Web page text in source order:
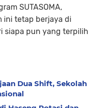
SUTASOMA,
ini tetap berjaya di
siapa pun yang terpilih
Dua Shift, Sekolah